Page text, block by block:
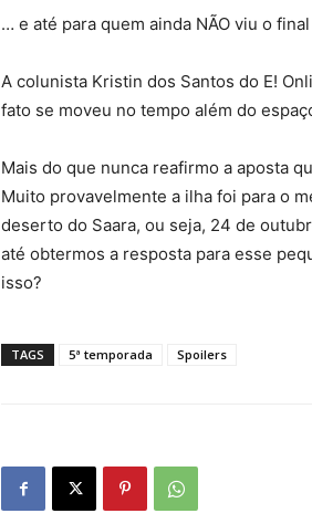
… e até para quem ainda NÃO viu o final
A colunista Kristin dos Santos do E!
fato se moveu no tempo além do
Mais do que nunca reafirmo a aposta
Muito provavelmente a ilha foi para o
deserto do Saara, ou seja, 24 de
até obtermos a resposta para esse
isso?
TAGS 5ª temporada Spoilers